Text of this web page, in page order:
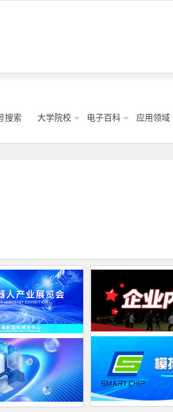
搜索 大学院校 电子百科 应用领域